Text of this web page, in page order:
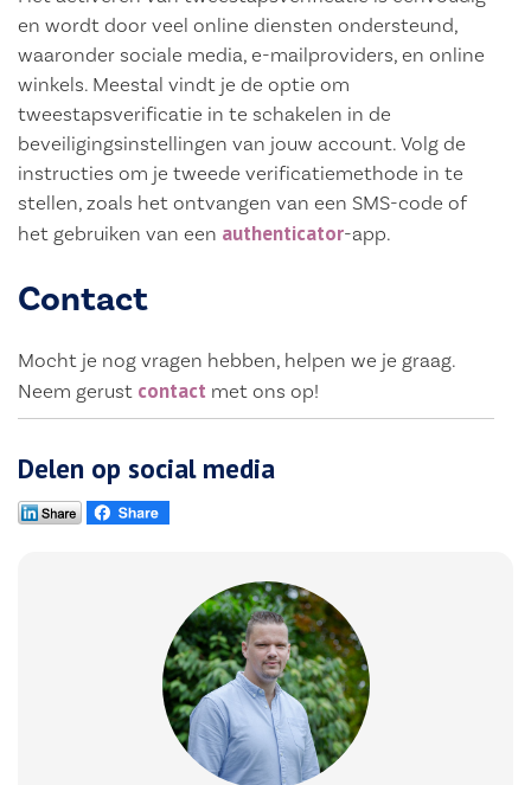
en wordt door veel online diensten ondersteund,
waaronder sociale media, e-mailproviders, en online
winkels. Meestal vindt je de optie om
tweestapsverificatie in te schakelen in de
beveiligingsinstellingen van jouw account. Volg de
instructies om je tweede verificatiemethode in te
stellen, zoals het ontvangen van een SMS-code of
het gebruiken van een authenticator-app.
Contact
Mocht je nog vragen hebben, helpen we je graag.
Neem gerust contact met ons op!
Delen op social media